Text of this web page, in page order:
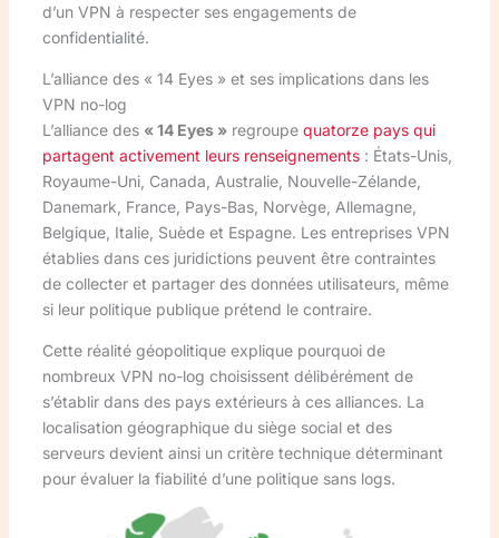
d’un VPN à respecter ses engagements de
confidentialité.
L’alliance des « 14 Eyes » et ses implications dans les
VPN no-log
L’alliance des « 14 Eyes »regroupe quatorze pays qui
partagent activement leurs renseignements: États-Unis,
Royaume-Uni, Canada, Australie, Nouvelle-Zélande,
Danemark, France, Pays-Bas, Norvège, Allemagne,
Belgique, Italie, Suède et Espagne. Les entreprises VPN
établies dans ces juridictions peuvent être contraintes
de collecter et partager des données utilisateurs, même
si leur politique publique prétend le contraire.
Cette réalité géopolitique explique pourquoi de
nombreux VPN no-log choisissent délibérément de
s’établir dans des pays extérieurs à ces alliances. La
localisation géographique du siège social et des
serveurs devient ainsi un critère technique déterminant
pour évaluer la fiabilité d’une politique sans logs.